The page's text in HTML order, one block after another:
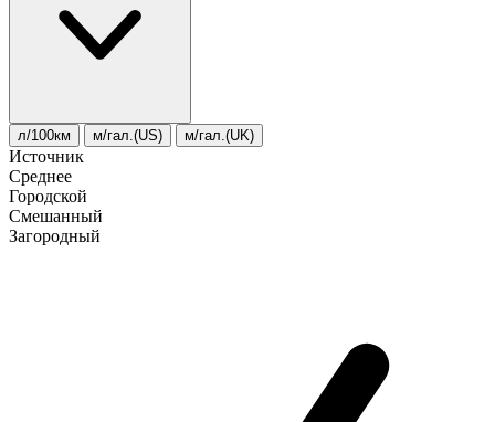
л/100км м/гал.(US) м/гал.(UK)
Источник
Среднее
Городской
Смешанный
Загородный